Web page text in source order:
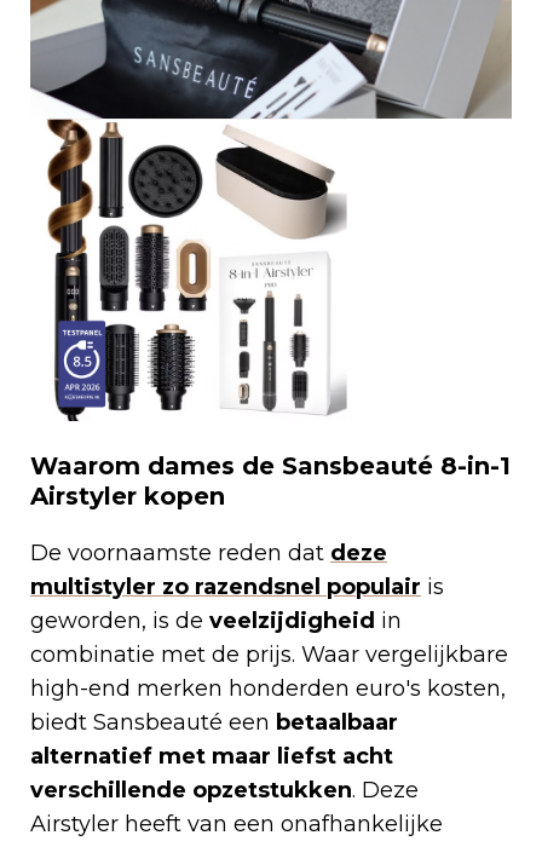
Waarom dames de Sansbeauté 8-in-1
Airstyler kopen
De voornaamste reden dat deze
multistyler zo razendsnel populair is
geworden, is de veelzijdigheid in
combinatie met de prijs. Waar vergelijkbare
high-end merken honderden euro's kosten,
biedt Sansbeauté een betaalbaar
alternatief met maar liefst acht
verschillende opzetstukken. Deze
Airstyler heeft van een onafhankelijke